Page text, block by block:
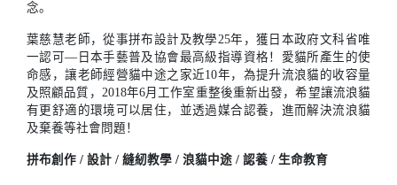
念。
葉慈慧老師，從事拼布設計及教學25年，獲日本政府文科省唯
一認可—日本手藝普及協會最高級指導資格！愛貓所產生的使
命感，讓老師經營貓中途之家近10年，為提升流浪貓的收容量
及照顧品質，2018年6月工作室重整後重新出發，希望讓流浪貓
有更舒適的環境可以居住，並透過媒合認養，進而解決流浪貓
及棄養等社會問題！
拼布創作 / 設計 / 縫紉教學 / 浪貓中途 / 認養 / 生命教育